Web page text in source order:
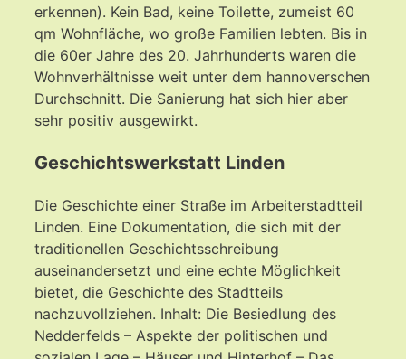
erkennen). Kein Bad, keine Toilette, zumeist 60
qm Wohnfläche, wo große Familien lebten. Bis in
die 60er Jahre des 20. Jahrhunderts waren die
Wohnverhältnisse weit unter dem hannoverschen
Durchschnitt. Die Sanierung hat sich hier aber
sehr positiv ausgewirkt.
Geschichtswerkstatt Linden
Die Geschichte einer Straße im Arbeiterstadtteil
Linden. Eine Dokumentation, die sich mit der
traditionellen Geschichtsschreibung
auseinandersetzt und eine echte Möglichkeit
bietet, die Geschichte des Stadtteils
nachzuvollziehen. Inhalt: Die Besiedlung des
Nedderfelds – Aspekte der politischen und